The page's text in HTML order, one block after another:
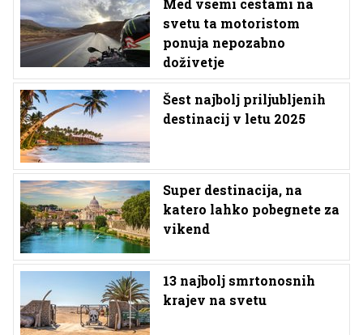
Med vsemi cestami na
svetu ta motoristom
ponuja nepozabno
doživetje
Šest najbolj priljubljenih
destinacij v letu 2025
Super destinacija, na
katero lahko pobegnete za
vikend
13 najbolj smrtonosnih
krajev na svetu